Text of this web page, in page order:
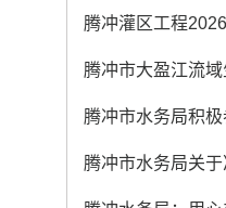
腾冲灌区工程
腾冲市大盈江流
腾冲市水务局积
腾冲市水务局关